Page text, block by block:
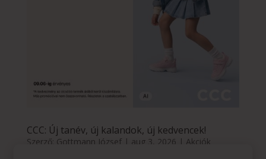
CCC: Új tanév, új kalandok, új kedvencek!
Szerző: Gottmann József| aug 3, 2026 | Akciók